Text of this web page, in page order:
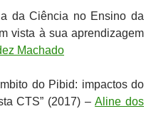
da Ciência no Ensino da
vista à sua aprendizagem
Machado
do Pibid: impactos do
CTS” (2017) –Aline dos